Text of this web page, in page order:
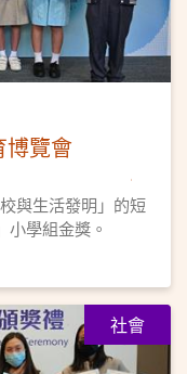
博覽會
與生活發明」的短
小學組金獎。
社會